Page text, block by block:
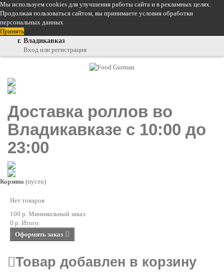
Мы используем cookies для улучшения работы сайта и в рекламных целях.
Продолжая пользоваться сайтом, вы принимаете условия обработки
персональных данных
Принять
г. Владикавказ
Вход или регистрация
Доставка роллов во
Владикавказе с 10:00 до
23:00
Корзина (пусто)
Нет товаров
100 р. Минимальный заказ:
0 р. Итого:
Оформить заказ
Товар добавлен в корзину